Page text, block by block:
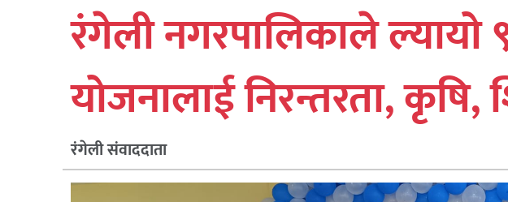
रंगेली नगरपालिकाले ल्यायो
योजनालाई निरन्तरता, कृषि,
रंगेली संवाददाता